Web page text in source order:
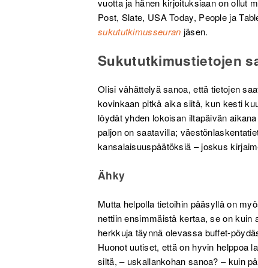
vuotta ja hänen kirjoituksiaan on ollut
Post, Slate, USA Today, People ja
sukututkimusseuran jäsen.
Sukututkimustietojen
Olisi vähättelyä sanoa, että tietojen
kovinkaan pitkä aika siitä, kun kesti
löydät yhden lokoisan iltapäivän
paljon on saatavilla;
kansalaisuuspäätöksiä – joskus
Ähky
Mutta helpolla tietoihin pääsyllä on
nettiin ensimmäistä kertaa, se on kuin
herkkuja täynnä olevassa buffet-
Huonot uutiset, että on hyvin helppoa
siltä, – uskallankohan sanoa? – kuin